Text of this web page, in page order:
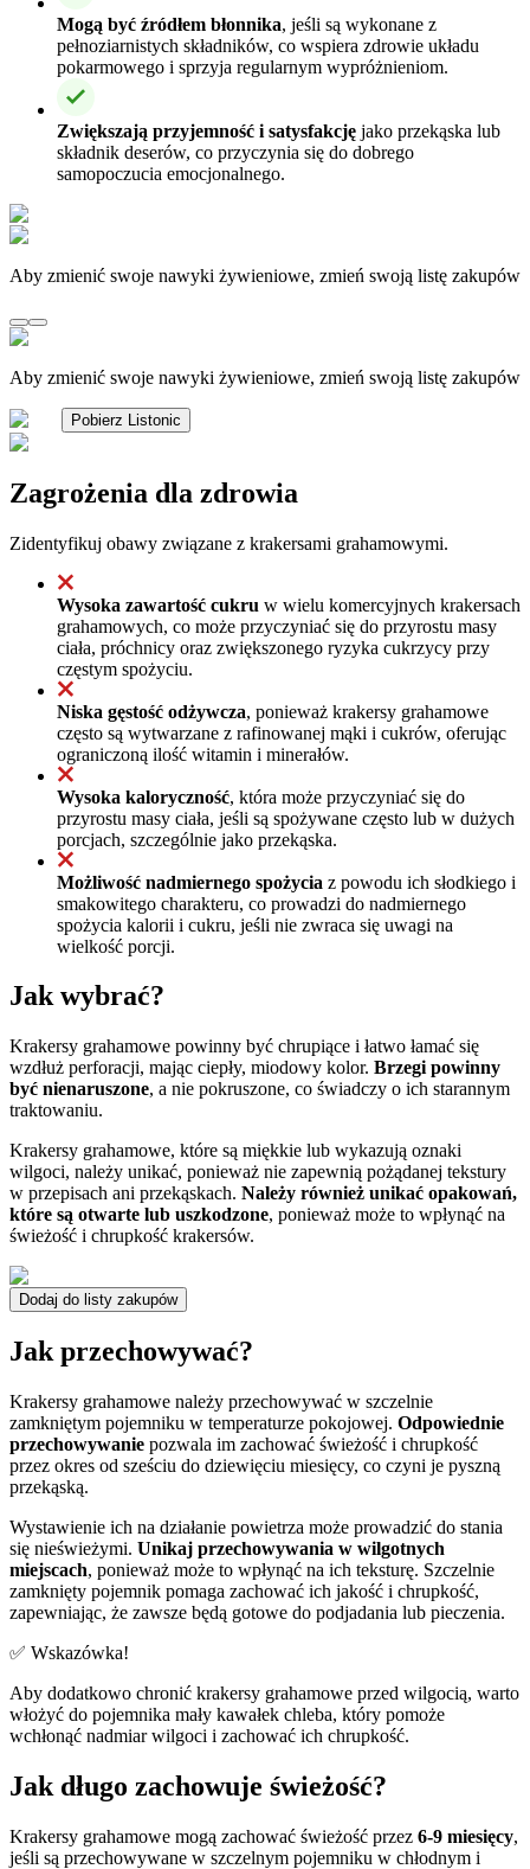
Mogą być źródłem błonnika, jeśli są wykonane z
pełnoziarnistych składników, co wspiera zdrowie układu
pokarmowego i sprzyja regularnym wypróżnieniom.
Zwiększają przyjemność i satysfakcję jako przekąska lub
składnik deserów, co przyczynia się do dobrego
samopoczucia emocjonalnego.
Aby zmienić swoje nawyki żywieniowe, zmień swoją listę zakupów
Aby zmienić swoje nawyki żywieniowe, zmień swoją listę zakupów
Pobierz Listonic
Zagrożenia dla zdrowia
Zidentyfikuj obawy związane z krakersami grahamowymi.
Wysoka zawartość cukru w wielu komercyjnych krakersach
grahamowych, co może przyczyniać się do przyrostu masy
ciała, próchnicy oraz zwiększonego ryzyka cukrzycy przy
częstym spożyciu.
Niska gęstość odżywcza, ponieważ krakersy grahamowe
często są wytwarzane z rafinowanej mąki i cukrów, oferując
ograniczoną ilość witamin i minerałów.
Wysoka kaloryczność, która może przyczyniać się do
przyrostu masy ciała, jeśli są spożywane często lub w dużych
porcjach, szczególnie jako przekąska.
Możliwość nadmiernego spożycia z powodu ich słodkiego i
smakowitego charakteru, co prowadzi do nadmiernego
spożycia kalorii i cukru, jeśli nie zwraca się uwagi na
wielkość porcji.
Jak wybrać?
Krakersy grahamowe powinny być chrupiące i łatwo łamać się
wzdłuż perforacji, mając ciepły, miodowy kolor. Brzegi powinny
być nienaruszone, a nie pokruszone, co świadczy o ich starannym
traktowaniu.
Krakersy grahamowe, które są miękkie lub wykazują oznaki
wilgoci, należy unikać, ponieważ nie zapewnią pożądanej tekstury
w przepisach ani przekąskach. Należy również unikać opakowań,
które są otwarte lub uszkodzone, ponieważ może to wpłynąć na
świeżość i chrupkość krakersów.
Dodaj do listy zakupów
Jak przechowywać?
Krakersy grahamowe należy przechowywać w szczelnie
zamkniętym pojemniku w temperaturze pokojowej. Odpowiednie
przechowywanie pozwala im zachować świeżość i chrupkość
przez okres od sześciu do dziewięciu miesięcy, co czyni je pyszną
przekąską.
Wystawienie ich na działanie powietrza może prowadzić do stania
się nieświeżymi. Unikaj przechowywania w wilgotnych
miejscach, ponieważ może to wpłynąć na ich teksturę. Szczelnie
zamknięty pojemnik pomaga zachować ich jakość i chrupkość,
zapewniając, że zawsze będą gotowe do podjadania lub pieczenia.
✅ Wskazówka!
Aby dodatkowo chronić krakersy grahamowe przed wilgocią, warto
włożyć do pojemnika mały kawałek chleba, który pomoże
wchłonąć nadmiar wilgoci i zachować ich chrupkość.
Jak długo zachowuje świeżość?
Krakersy grahamowe mogą zachować świeżość przez 6-9 miesięcy,
jeśli są przechowywane w szczelnym pojemniku w chłodnym i